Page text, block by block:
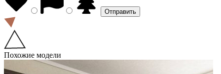
Похожие модели